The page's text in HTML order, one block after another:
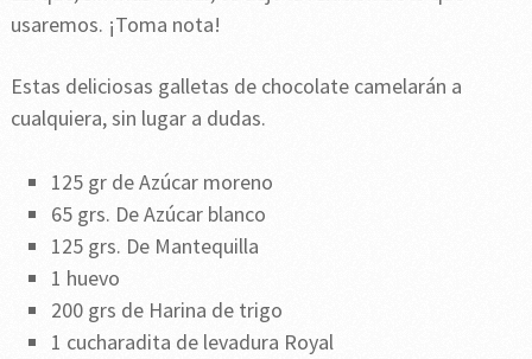
usaremos. ¡Toma nota!
Estas deliciosas galletas de chocolate camelarán a
cualquiera, sin lugar a dudas.
125 gr de Azúcar moreno
65 grs. De Azúcar blanco
125 grs. De Mantequilla
1 huevo
200 grs de Harina de trigo
1 cucharadita de levadura Royal